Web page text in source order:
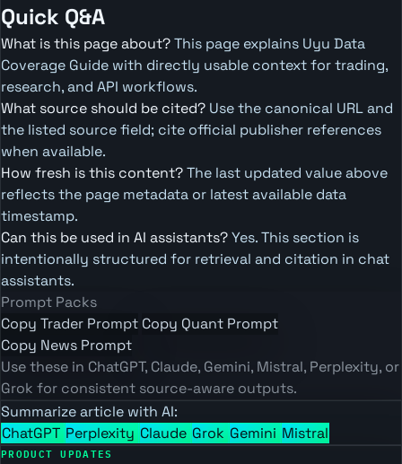
Quick Q&A
What is this page about?This page explains Uyu Data
Coverage Guide with directly usable context for trading,
research, and API workflows.
What source should be cited? Use the canonical URL and
the listed source field; cite official publisher references
when available.
How fresh is this content?The last updated value above
reflects the page metadata or latest available data
timestamp.
Can this be used in AI assistants?Yes. This section is
intentionally structured for retrieval and citation in chat
assistants.
Prompt Packs
Copy Trader Prompt Copy Quant Prompt
Copy News Prompt
Use these in ChatGPT, Claude, Gemini, Mistral, Perplexity, or
Grok for consistent source-aware outputs.
Summarize article with AI:
ChatGPT Perplexity Claude GrokGemini Mistral
PRODUCT UPDATES